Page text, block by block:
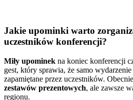
Jakie upominki warto
uczestników konferencji?
Miły upominek na koniec konferencji
gest, który sprawia, że samo wydarzenie
zapamiętane przez uczestników.
zestawów prezentowych, ale zawsze
regionu.